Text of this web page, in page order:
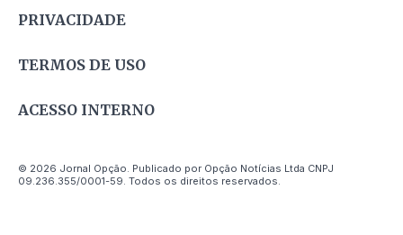
PRIVACIDADE
TERMOS DE USO
ACESSO INTERNO
© 2026 Jornal Opção. Publicado por Opção Notícias Ltda CNPJ
09.236.355/0001-59. Todos os direitos reservados.